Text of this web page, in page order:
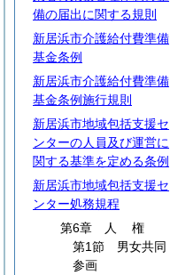
備の届出に関する規則
新居浜市介護給付費準備
基金条例
新居浜市介護給付費準備
基金条例施行規則
新居浜市地域包括支援セ
ンターの人員及び運営に
関する基準を定める条例
新居浜市地域包括支援セ
ンター処務規程
第6章 人権
第1節 男女共同
参画